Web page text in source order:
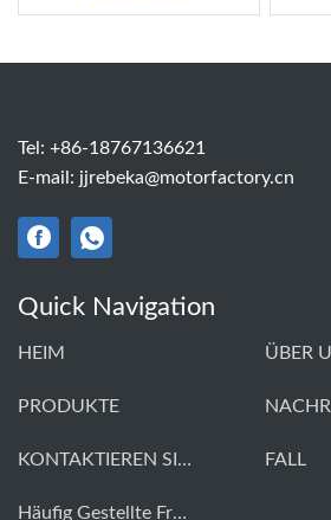
Tel: +86-18767136621
E-mail: jjrebeka@motorfactory.cn
Quick Navigation
HEIM ÜBER
PRODUKTE
KONTAKTIEREN SIE UNS FALL
Häufig Gestellte Fragen